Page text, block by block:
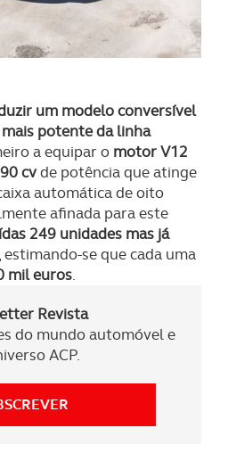
um modelo conversível
potente da linha
a equipar o motor V12
cvde potência que atinge
automática de oito
afinada para este
249 unidades mas já
, estimando-se que cada uma
mil euros.
Revista
do mundo automóvel e
ACP.